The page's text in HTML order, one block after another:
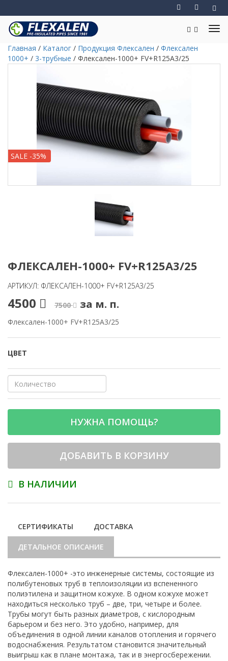
Главная / Каталог / Продукция Флексален / Флексален
1000+ / 3-трубные / Флексален-1000+ FV+R125A3/25
SALE -35%
ФЛЕКСАЛЕН-1000+ FV+R125A3/25
АРТИКУЛ: ФЛЕКСАЛЕН-1000+ FV+R125A3/25
4500 7500 за м. п.
Флексален-1000+ FV+R125A3/25
ЦВЕТ
НУЖНА ПОМОЩЬ?
ДОБАВИТЬ В КОРЗИНУ
В НАЛИЧИИ
СЕРТИФИКАТЫ ДОСТАВКА
ДЕТАЛЬНОЕ ОПИСАНИЕ
Флексален-1000+ -это инженерные системы, состоящие из
полибутеновых труб в теплоизоляции из вспененного
полиэтилена и защитном кожухе. В одном кожухе может
находиться несколько труб – две, три, четыре и более.
Трубы могут быть разных диаметров, с кислородным
барьером и без него. Это удобно, например, для
объединения в одной линии каналов отопления и горячего
водоснабжения. Результатом становится значительный
выигрыш как в плане монтажа, так и в энергосбережении.